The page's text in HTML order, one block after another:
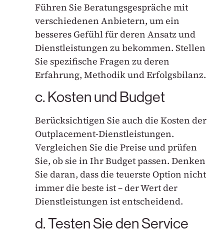
Führen Sie Beratungsgespräche mit
verschiedenen Anbietern, um ein
besseres Gefühl für deren Ansatz und
Dienstleistungen zu bekommen. Stellen
Sie spezifische Fragen zu deren
Erfahrung, Methodik und Erfolgsbilanz.
c. Kosten und Budget
Berücksichtigen Sie auch die Kosten der
Outplacement-Dienstleistungen.
Vergleichen Sie die Preise und prüfen
Sie, ob sie in Ihr Budget passen. Denken
Sie daran, dass die teuerste Option nicht
immer die beste ist – der Wert der
Dienstleistungen ist entscheidend.
d. Testen Sie den Service